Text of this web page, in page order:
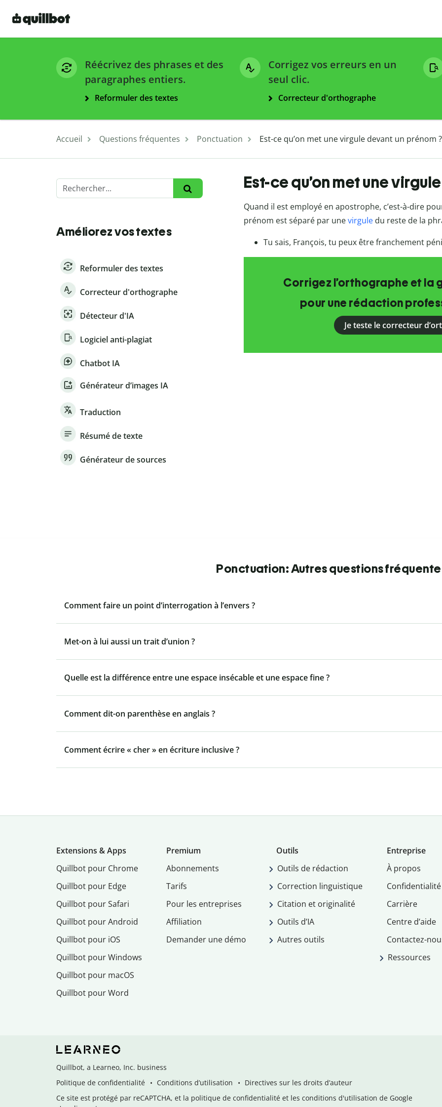
Réécrivez des phrases et des
paragraphes entiers.
Reformuler des textes
Corrigez vos erreurs en un
seul clic.
Correcteur d'orthographe
Accueil Questions fréquentes Ponctuation Est-ce qu’on met une virgule devant un prénom ?
Améliorez vos textes
Reformuler des textes
Correcteur d'orthographe
Détecteur d'IA
Logiciel anti-plagiat
Chatbot IA
Générateur d’images IA
Traduction
Résumé de texte
Générateur de sources
Est-ce qu’on met une
Quand il est employé en apostrophe, c’est-à-dire
prénom est séparé par unevirguledu reste de la
Tu sais, François, tu peux être franchement
Corrigez l’orthographe et la
pour une rédaction
Je teste le correcteur
Ponctuation: Autres questions
Comment faire un point d’interrogation à l’envers ?
Met-on à lui aussi un trait d’union ?
Quelle est la différence entre une espace insécable et une espace fine ?
Comment dit-on parenthèse en anglais ?
Comment écrire « cher » en écriture inclusive ?
Extensions & Apps
Quillbot pour Chrome
Quillbot pour Edge
Quillbot pour Safari
Quillbot pour Android
Quillbot pour iOS
Quillbot pour Windows
Quillbot pour macOS
Quillbot pour Word
Premium
Abonnements
Tarifs
Pour les entreprises
Affiliation
Demander une démo
Outils
Outils de rédaction
Correction linguistique
Citation et originalité
Outils d’IA
Autres outils
Entreprise
À propos
Confidentialité
Carrière
Centre d’aide
Contactez-
Ressources
Quillbot, a Learneo, Inc. business
Politique de confidentialité
Conditions d’utilisation
Directives sur les droits d’auteur
Ce site est protégé par reCAPTCHA, et la politique de confidentialité et les conditions d'utilisation de Google